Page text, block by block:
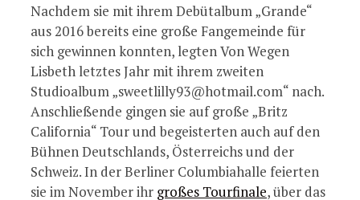
Nachdem sie mit ihrem Debütalbum „Grande“
aus 2016 bereits eine große Fangemeinde für
sich gewinnen konnten, legten Von Wegen
Lisbeth letztes Jahr mit ihrem zweiten
Studioalbum „sweetlilly93@hotmail.com“ nach.
Anschließende gingen sie auf große „Britz
California“ Tour und begeisterten auch auf den
Bühnen Deutschlands, Österreichs und der
Schweiz. In der Berliner Columbiahalle feierten
sie im November ihr großes Tourfinale, über das